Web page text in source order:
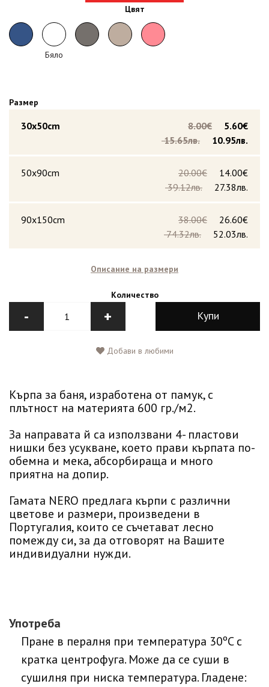
Цвят
Бяло
Размер
30x50cm 5.60€
8.00€
10.95лв.
15.65лв.
50x90cm 14.00€
20.00€
27.38лв.
39.12лв.
90x150cm 26.60€
38.00€
52.03лв.
74.32лв.
Описание на размери
Количество
- + Купи
Добави в любими
Кърпа за баня, изработена от памук, с
плътност на материята 600 гр./м2.
За направата й са използвани 4- пластови
нишки без усукване, което прави кърпата по-
обемна и мека, абсорбираща и много
приятна на допир.
Гамата NERO предлага кърпи с различни
цветове и размери, произведени в
Португалия, които се съчетават лесно
помежду си, за да отговорят на Вашите
индивидуални нужди.
Употреба
Пране в пералня при температура 30ºC с
кратка центрофуга. Може да се суши в
сушилня при ниска температура. Гладене: